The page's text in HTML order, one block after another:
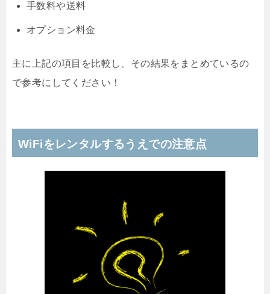
手数料や送料
オプション料金
主に上記の項目を比較し、その結果をまとめているの
で参考にしてください！
WiFiをレンタルするうえでの注意点